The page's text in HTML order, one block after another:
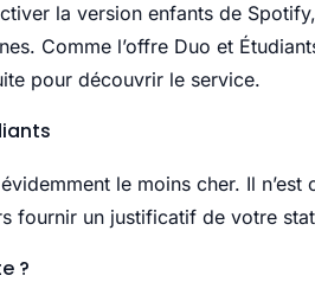
la version enfants de
Comme l’offre Duo et
pour découvrir le service.
le moins cher. Il
fournir un justificatif de votre
?